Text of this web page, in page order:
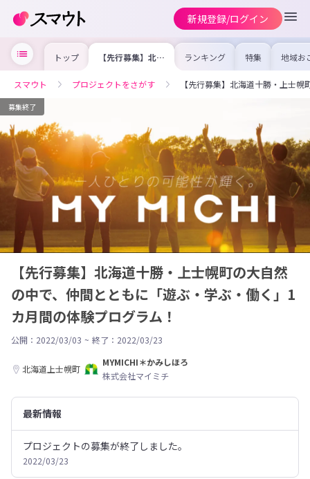
新規登録/ログイン
トップ 【先行募集】北海
道十勝・上士幌町
仲間とともに「遊
ぶ・学ぶ・働く」
ランキング 特集 地域お
の求
を集め
事内容
を比較
スマウト プロジェクトをさがす 【先行募集】北海道十勝・上士
募集終了
【先行募集】北海道十勝・上士幌町の大自然
の中で、仲間とともに「遊ぶ・学ぶ・働く」1
カ月間の体験プログラム！
公開：2022/03/03 ~ 終了：2022/03/23
北海道上士幌町
MYMICHI＊かみしほろ
株式会社マイミチ
最新情報
プロジェクトの募集が終了しました。
2022/03/23